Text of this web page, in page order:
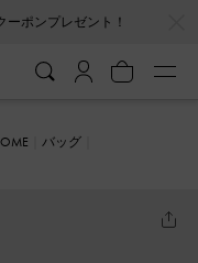
ーポンプレゼント！
バッグ